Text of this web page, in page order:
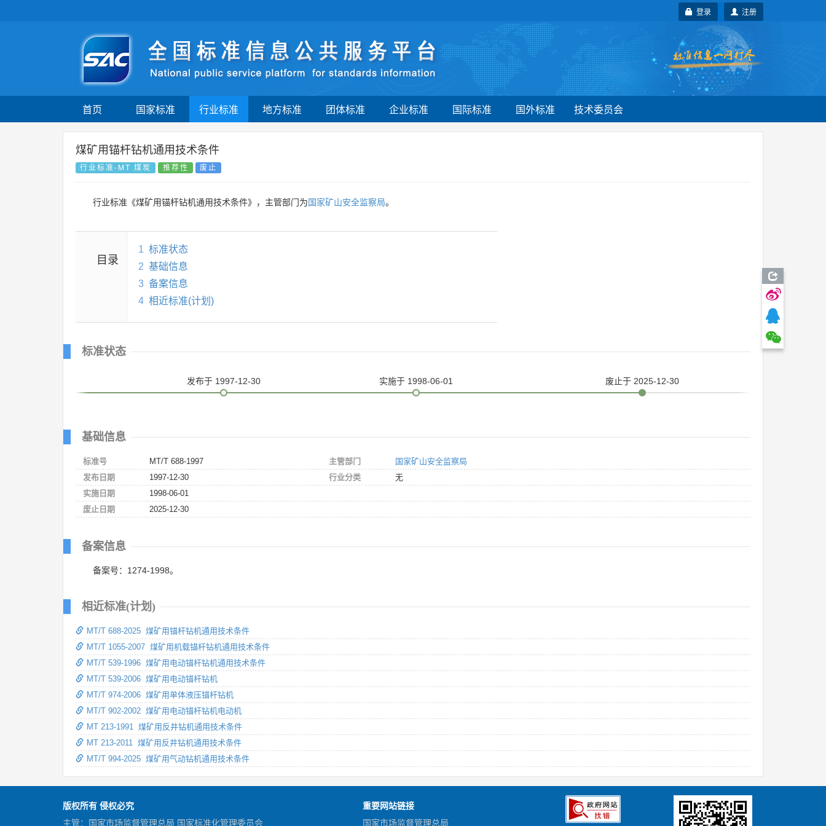
注册
登录
首页 国家标准 行业标准 地方标准 团体标准 企业标准 国际标准 国外标准 技术委员会
煤矿用锚杆钻机通用技术条件
行业标准-MT 煤炭 推荐性 废止
行业标准《煤矿用锚杆钻机通用技术条件》，主管部门为国家矿山安全监察局。
目录
1 标准状态
2 基础信息
3 备案信息
4 相近标准(计划)
标准状态
发布于 1997-12-30 实施于 1998-06-01 废止于 2025-12-30
基础信息
标准号
MT/T 688-1997
发布日期
1997-12-30
实施日期
1998-06-01
废止日期
2025-12-30
主管部门
国家矿山安全监察局
行业分类
无
备案信息
备案号：1274-1998。
相近标准(计划)
MT/T 688-2025 煤矿用锚杆钻机通用技术条件
MT/T 1055-2007 煤矿用机载锚杆钻机通用技术条件
MT/T 539-1996 煤矿用电动锚杆钻机通用技术条件
MT/T 539-2006 煤矿用电动锚杆钻机
MT/T 974-2006 煤矿用单体液压锚杆钻机
MT/T 902-2002 煤矿用电动锚杆钻机电动机
MT 213-1991 煤矿用反井钻机通用技术条件
MT 213-2011 煤矿用反井钻机通用技术条件
MT/T 994-2025 煤矿用气动钻机通用技术条件
版权所有 侵权必究
主管：国家市场监督管理总局 国家标准化管理委员会
重要网站链接
国家市场监督管理总局